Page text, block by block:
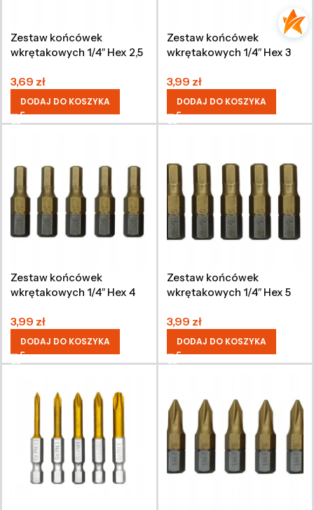
Zestaw końcówek
wkrętakowych 1/4″ Hex 2,5
3,69 zł
DODAJ DO KOSZYKA
Zestaw końcówek
wkrętakowych 1/4″ Hex 3
3,99 zł
DODAJ DO KOSZYKA
Zestaw końcówek
wkrętakowych 1/4″ Hex 4
3,99 zł
DODAJ DO KOSZYKA
Zestaw końcówek
wkrętakowych 1/4″ Hex 5
3,99 zł
DODAJ DO KOSZYKA